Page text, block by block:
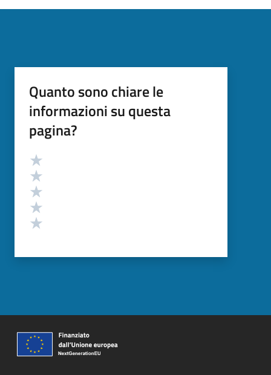
Quanto sono chiare le
informazioni su questa
pagina?
Valutazione